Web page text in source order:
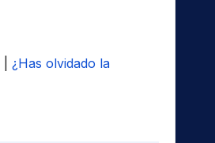
¿Has olvidado la